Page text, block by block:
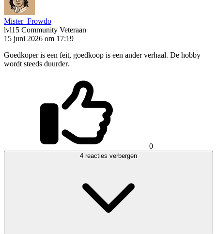
Mister_Frowdo
lvl15 Community Veteraan
15 juni 2026 om 17:19
Goedkoper is een feit, goedkoop is een ander verhaal. De hobby
wordt steeds duurder.
0
4 reacties verbergen